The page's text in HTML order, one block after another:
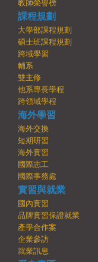
教師榮譽榜
課程規劃
大學部課程規劃
碩士班課程規劃
跨域學習
輔系
雙主修
他系專長學程
跨領域學程
海外學習
海外交換
短期研習
海外實習
國際志工
國際事務處
實習與就業
國內實習
品牌實習保證就業
產學合作案
企業參訪
就業訊息